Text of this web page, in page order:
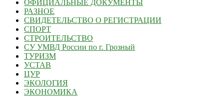
ОФИЦИАЛЬНЫЕ ДОКУМЕНТЫ
РАЗНОЕ
СВИДЕТЕЛЬСТВО О РЕГИСТРАЦИИ
СПОРТ
СТРОИТЕЛЬСТВО
СУ УМВД России по г. Грозный
ТУРИЗМ
УСТАВ
ЦУР
ЭКОЛОГИЯ
ЭКОНОМИКА